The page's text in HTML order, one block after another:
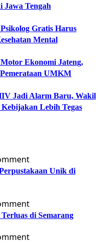
Jawa Tengah
Gratis Harus
Mental
Ekonomi Jateng,
UMKM
Jadi Alarm Baru, Wakil
Lebih Tegas
Unik di
di Semarang